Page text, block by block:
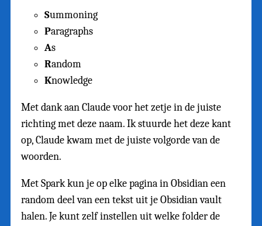
Summoning
Paragraphs
As
Random
Knowledge
Met dank aan Claude voor het zetje in de juiste
richting met deze naam. Ik stuurde het deze kant
op, Claude kwam met de juiste volgorde van de
woorden.
Met Spark kun je op elke pagina in Obsidian een
random deel van een tekst uit je Obsidian vault
halen. Je kunt zelf instellen uit welke folder de